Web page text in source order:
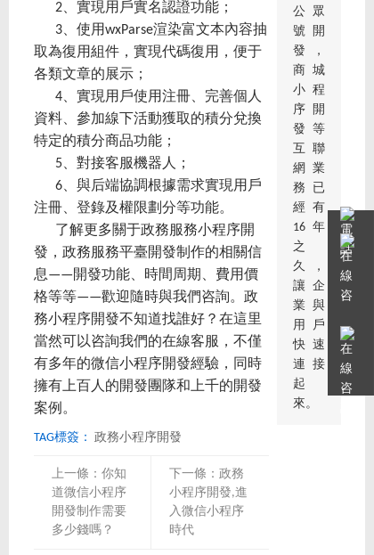
2、實現用戶實名認證功能；
3、使用wxParse渲染富文本內容抽
取為復用組件，實現代碼復用，便于
各類文章的展示；
4、實現用戶使用注冊、完善個人
資料、參加線下活動獲取的積分兌換
特定的積分商品功能；
5、對接客服機器人；
6、與后端協調根據需求實現用戶
注冊、登錄及權限劃分等功能。
了解更多關于政務服務小程序開
發，政務服務平臺開發制作的相關信
息——開發功能、時間周期、費用價
格等等——歡迎隨時與我們咨詢。政
務小程序開發不知道找誰好？在這里
當然可以咨詢我們的在線客服，不僅
有多年的微信小程序開發經驗，同時
擁有上百人的開發團隊和上千的開發
案例。
TAG標簽： 政務小程序開發
上一條：你知
道微信小程序
開發制作需要
多少錢嗎？
下一條：政務
小程序開發,進
入微信小程序
時代
公眾
號開
發，
商城
小程
序開
發等
互聯
網業
務已
經有
16年
之
久，
讓企
業與
用戶
快速
連接
起
來。